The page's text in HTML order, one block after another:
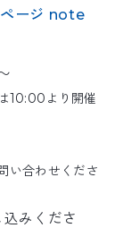
ージ note
10:00より開催
い合わせくださ
みくださ